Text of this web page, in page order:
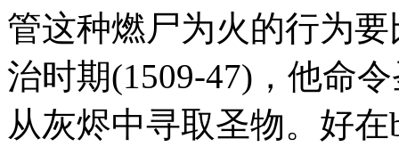
管这种燃尸为火的行为
治时期(1509-47)，他命
从灰烬中寻取圣物。好在